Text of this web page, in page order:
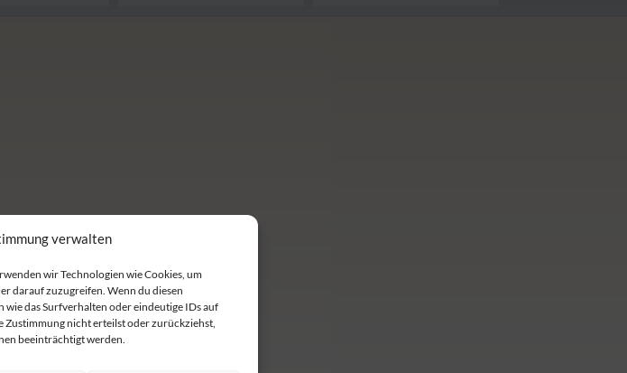
verwalten
wir Technologien wie Cookies, um
darauf zuzugreifen. Wenn du diesen
das Surfverhalten oder eindeutige IDs auf
nicht erteilst oder zurückziehst,
beeinträchtigt werden.